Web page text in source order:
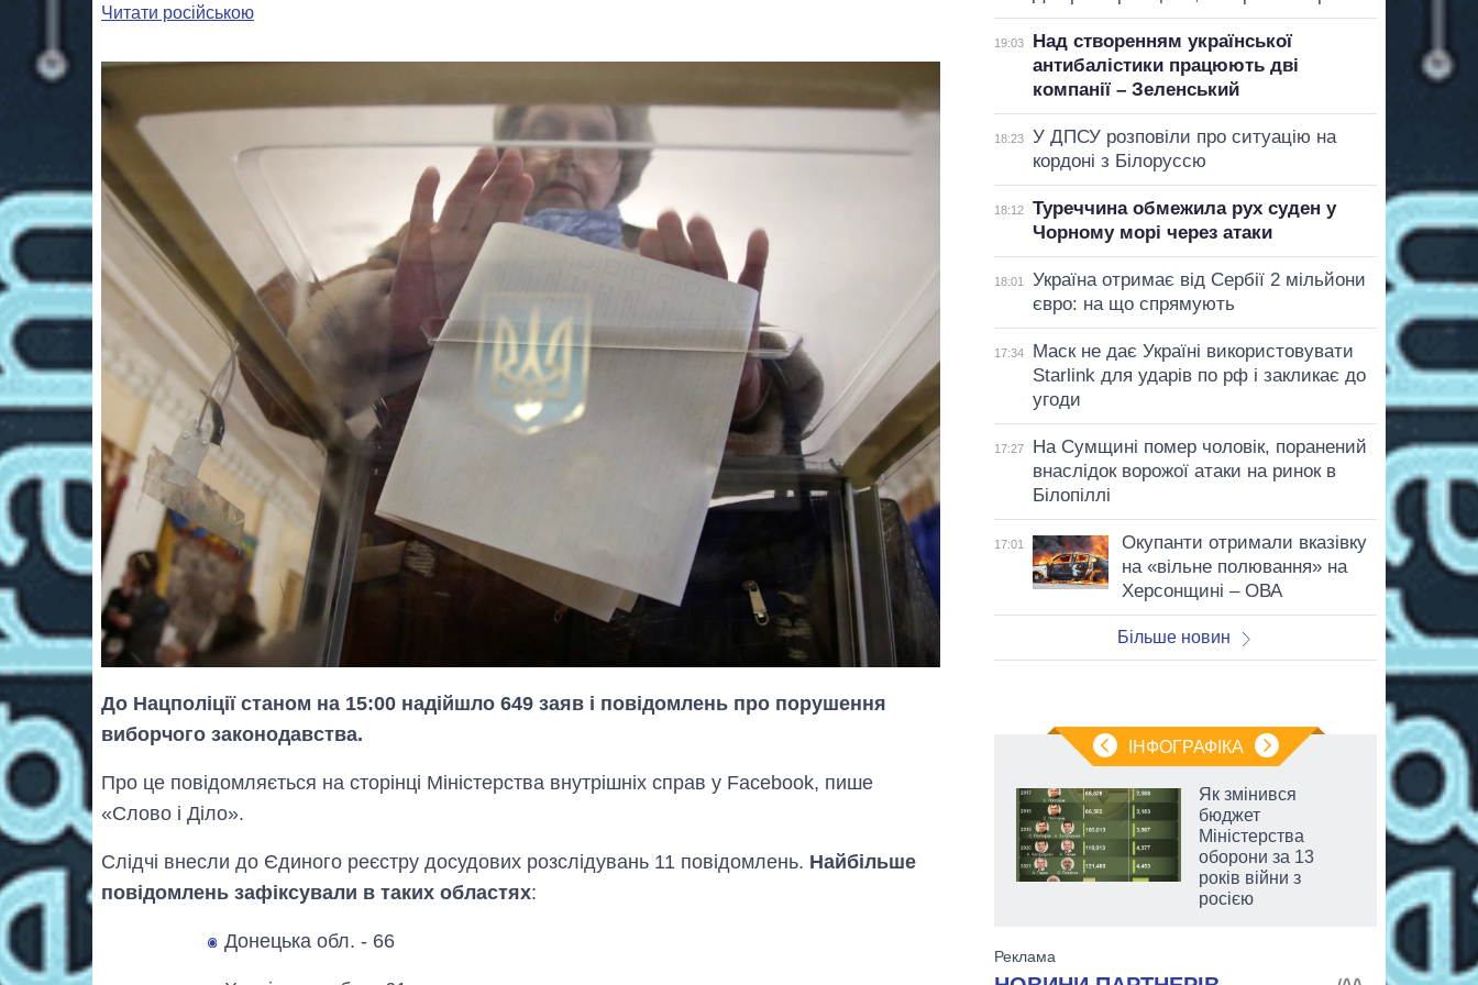
Читати російською
До Нацполіції станом на 15:00 надійшло 649 заяв і повідомлень про порушення
виборчого законодавства.
Про це повідомляється на сторінці Міністерства внутрішніх справ у Facebook, пише
«Слово і Діло».
Слідчі внесли до Єдиного реєстру досудових розслідувань 11 повідомлень. Найбільше
повідомлень зафіксували в таких областях:
Донецька обл. - 66
19:03
Над створенням української
антибалістики працюють дві
компанії – Зеленський
18:23
У ДПСУ розповіли про ситуацію на
кордоні з Білоруссю
18:12
Туреччина обмежила рух суден у
Чорному морі через атаки
18:01
Україна отримає від Сербії 2 мільйони
євро: на що спрямують
17:34
Маск не дає Україні використовувати
Starlink для ударів по рф і закликає до
угоди
17:27
На Сумщині помер чоловік, поранений
внаслідок ворожої атаки на ринок в
Білопіллі
17:01
Окупанти отримали вказівку
на «вільне полювання» на
Херсонщині – ОВА
Більше новин
ІНФОГРАФІКА
Вісім масованих
область стали
Як змінився
бюджет
Міністерства
оборони за 13
років війни з
росією